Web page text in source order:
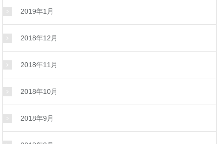
2019年1月
2018年12月
2018年11月
2018年10月
2018年9月